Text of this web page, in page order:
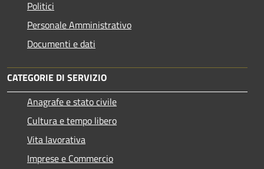
Politici
Personale Amministrativo
Documenti e dati
CATEGORIE DI SERVIZIO
Anagrafe e stato civile
Cultura e tempo libero
Vita lavorativa
Imprese e Commercio